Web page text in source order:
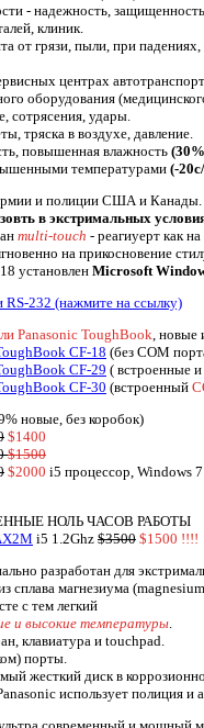
- надежность,
клиник.
от грязи, пыли, при падениях,
центрах
оборудования
сотрясения, удары.
тряска в воздухе, давление.
повышенная влажность
температурами (-
и полиции США и Канады.
в экстримальных
multi-touch - реагиуерт как
на прикосновение
установленMicrosoft
232 (нажмите на ссылку)
Panasonic ToughBook, новые
CF-18 (без COM
CF-29 ( встроенные и
CF-30 (встроенный
новые, без коробок)
$1400
$1500
$2000 i5 процессор, Windows 7
НОЛЬ ЧАСОВ РАБОТЫ
i5 1.2Ghz $3500 $1500 !!!!
разработан для
сплава магнезиума
с тем легкий
и высокие температуры.
клавиатура и touchpad.
порты.
жесткий диск в
использует полиция